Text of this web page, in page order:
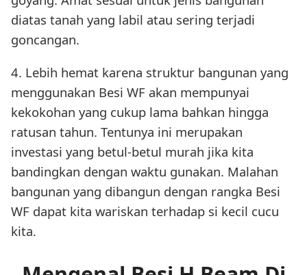
diatas tanah yang labil atau sering terjadi
goncangan.
4. Lebih hemat karena struktur bangunan yang
menggunakan Besi WF akan mempunyai
kekokohan yang cukup lama bahkan hingga
ratusan tahun. Tentunya ini merupakan
investasi yang betul-betul murah jika kita
bandingkan dengan waktu gunakan. Malahan
bangunan yang dibangun dengan rangka Besi
WF dapat kita wariskan terhadap si kecil cucu
kita.